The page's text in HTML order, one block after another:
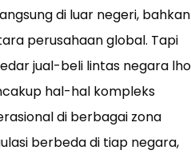
di luar negeri, bahkan
perusahaan global. Tapi
jual-beli lintas negara
hal-hal kompleks
di berbagai zona
berbeda di tiap negara,